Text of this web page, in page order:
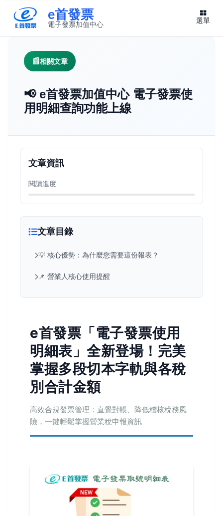
e首發票
電子發票加值中心 選單
相關文章
📢 e首發票加值中心 電子發票使
用明細查詢功能上線
文章目錄
💡 核心優勢：為什麼您需要這份報表？
📌 營業人核心使用提醒
e首發票「電子發票使用
明細表」全新登場！完美
掌握多段切本字軌與各稅
別合計金額
高效合規發票管理：直覺對帳、降低稽核稅務風
險，一鍵輕鬆掌握營業稅申報資訊
文章資訊
閱讀進度